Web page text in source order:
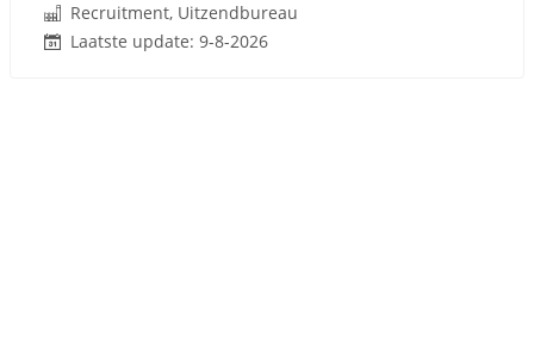
Recruitment, Uitzendbureau
Laatste update: 9-8-2026